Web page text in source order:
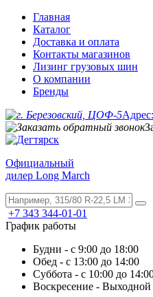
Главная
Каталог
Доставка и оплата
Контакты магазинов
Лизинг грузовых шин
О компании
Бренды
Официальный
дилер Long March
+7 343 344-01-01
График работы
Будни - с 9:00 до 18:00
Обед - с 13:00 до 14:00
Суббота - с 10:00 до
Воскресение - Выходной